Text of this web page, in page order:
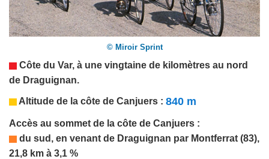
© Miroir Sprint
Côte du Var, à une vingtaine de kilomètres au nord
de Draguignan.
Altitude de la côte de Canjuers : 840 m
Accès au sommet de la côte de Canjuers :
du sud, en venant de Draguignan par Montferrat (83),
21,8 km à 3,1 %